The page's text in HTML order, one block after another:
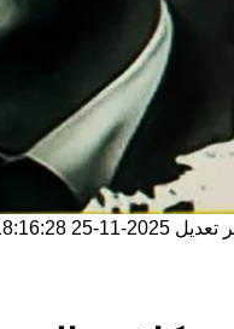
تعديل 2025-11-25 18:16:28